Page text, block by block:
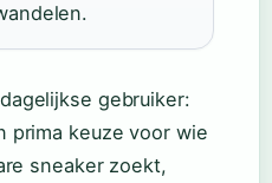
gebruiker:
prima keuze voor wie
sneaker zoekt,